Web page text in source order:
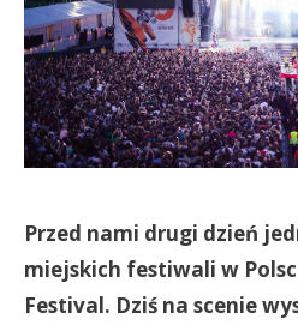
Przed nami drugi dzień
miejskich festiwali w
Festival. Dziś na scenie